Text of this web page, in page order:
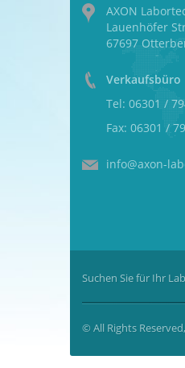
AXON
Lauenhöfer
67697
Verkaufsbüro
Tel: 06301 /
Fax: 06301 /
info@axon-
Suchen Sie für Ihr
© All Rights